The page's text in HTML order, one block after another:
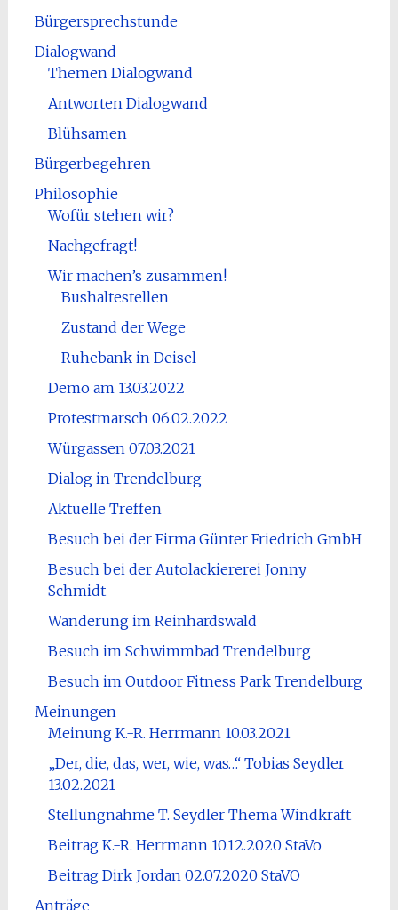
Bürgersprechstunde
Dialogwand
Themen Dialogwand
Antworten Dialogwand
Blühsamen
Bürgerbegehren
Philosophie
Wofür stehen wir?
Nachgefragt!
Wir machen’s zusammen!
Bushaltestellen
Zustand der Wege
Ruhebank in Deisel
Demo am 13.03.2022
Protestmarsch 06.02.2022
Würgassen 07.03.2021
Dialog in Trendelburg
Aktuelle Treffen
Besuch bei der Firma Günter Friedrich GmbH
Besuch bei der Autolackiererei Jonny
Schmidt
Wanderung im Reinhardswald
Besuch im Schwimmbad Trendelburg
Besuch im Outdoor Fitness Park Trendelburg
Meinungen
Meinung K.-R. Herrmann 10.03.2021
„Der, die, das, wer, wie, was…“ Tobias Seydler
13.02.2021
Stellungnahme T. Seydler Thema Windkraft
Beitrag K.-R. Herrmann 10.12.2020 StaVo
Beitrag Dirk Jordan 02.07.2020 StaVO
Anträge